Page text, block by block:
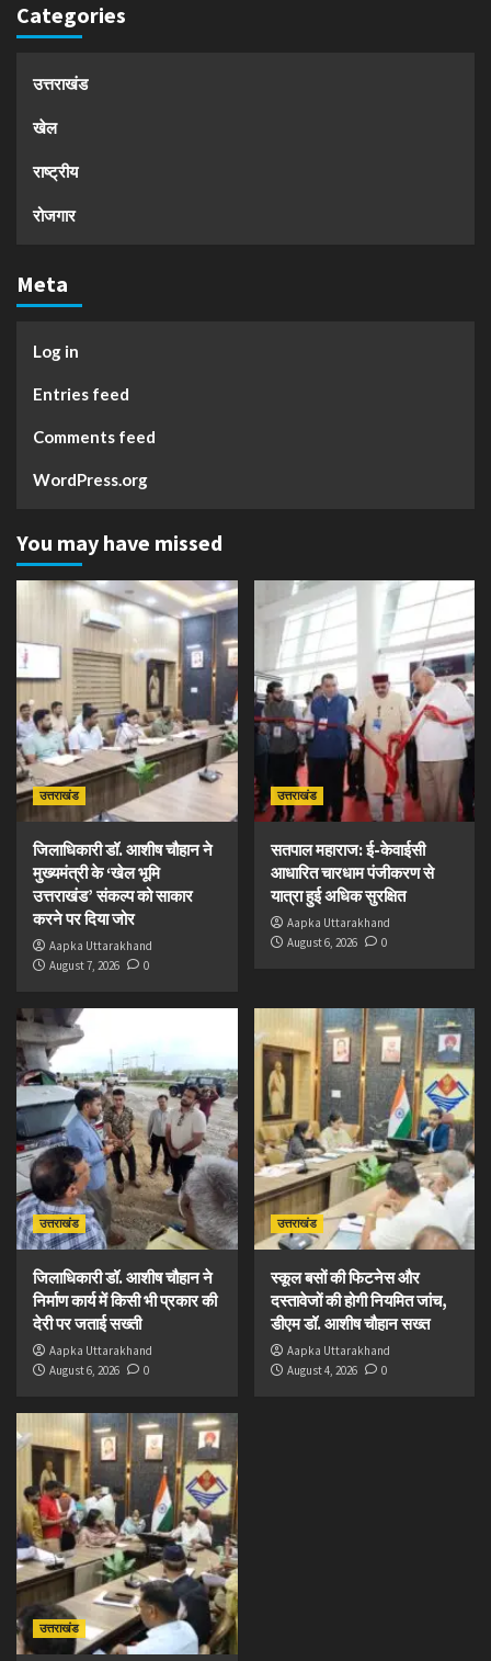
Categories
उत्तराखंड
खेल
राष्ट्रीय
रोजगार
Meta
Log in
Entries feed
Comments feed
WordPress.org
You may have missed
उत्तराखंड
जिलाधिकारी डॉ. आशीष चौहान ने
मुख्यमंत्री के ‘खेल भूमि
उत्तराखंड’ संकल्प को साकार
करने पर दिया जोर
Aapka Uttarakhand
August 7, 2026
0
उत्तराखंड
सतपाल महाराज: ई-केवाईसी
आधारित चारधाम पंजीकरण से
यात्रा हुई अधिक सुरक्षित
Aapka Uttarakhand
August 6, 2026
0
उत्तराखंड
जिलाधिकारी डॉ. आशीष चौहान ने
निर्माण कार्य में किसी भी प्रकार की
देरी पर जताई सख्ती
Aapka Uttarakhand
August 6, 2026
0
उत्तराखंड
स्कूल बसों की फिटनेस और
दस्तावेजों की होगी नियमित जांच,
डीएम डॉ. आशीष चौहान सख्त
Aapka Uttarakhand
August 4, 2026
0
उत्तराखंड